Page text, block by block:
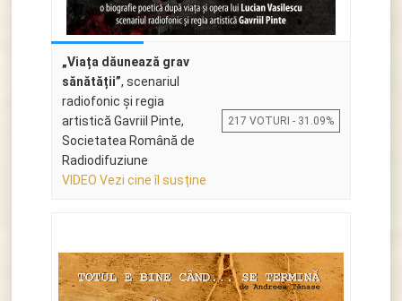
„Viața dăunează grav
sănătății”, scenariul
radiofonic și regia
artistică Gavriil Pinte,
Societatea Română de
Radiodifuziune
VIDEO Vezi cine îl susține
217 VOTURI - 31.09%